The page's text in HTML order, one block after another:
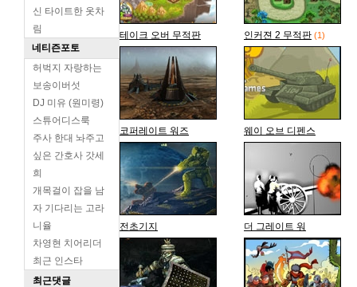
신 타이트한 옷차
림
네티즌포토
허벅지 자랑하는
보송이버섯
DJ 미유 (원미령)
스튜어디스룩
주사 한대 놔주고
싶은 간호사 갓세
희
개목걸이 잡을 남
자 기다리는 고라
니율
차영현 치어리더
최근 인스타
최근댓글
테이크 오버 무적판 인커젼 2 무적판 (1)
코퍼레이트 워즈 웨이 오브 디펜스
전초기지 더 그레이트 워